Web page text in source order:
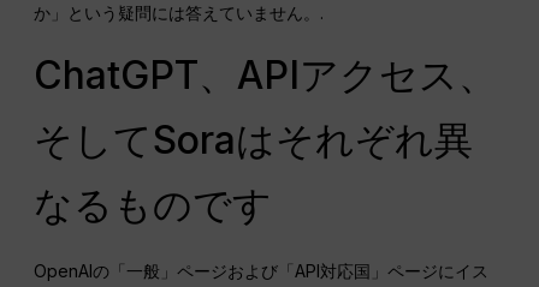
か」という疑問には答えていません。.
ChatGPT、APIアクセス、
そしてSoraはそれぞれ異
なるものです
OpenAIの「一般」ページおよび「API対応国」ページにイス